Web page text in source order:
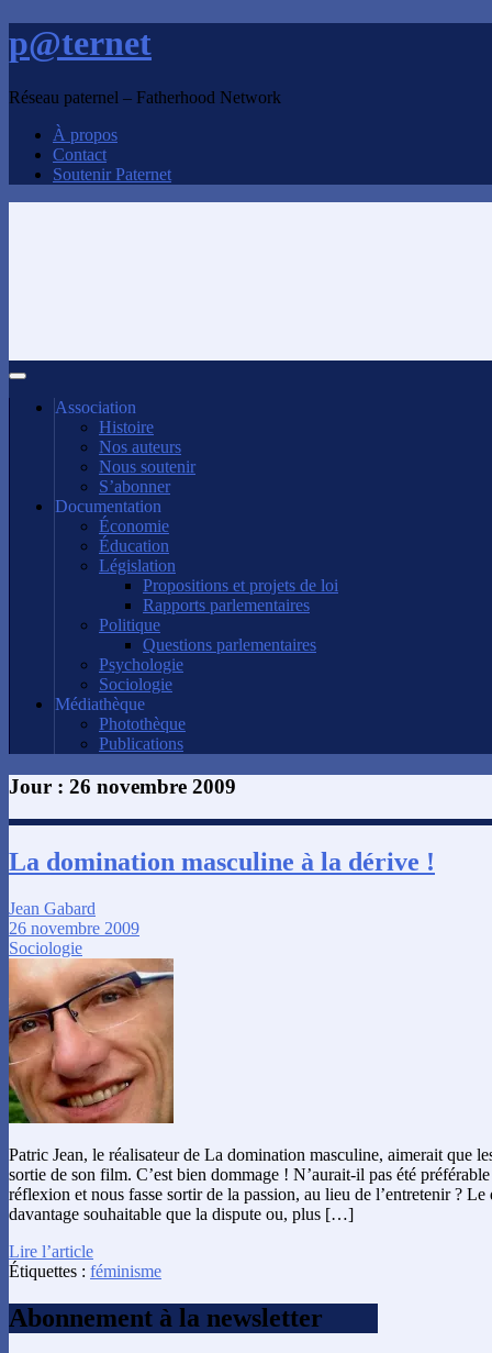
p@ternet
Réseau paternel – Fatherhood Network
À propos
Contact
Soutenir Paternet
Association
Histoire
Nos auteurs
Nous soutenir
S’abonner
Documentation
Économie
Éducation
Législation
Propositions et projets de loi
Rapports parlementaires
Politique
Questions parlementaires
Psychologie
Sociologie
Médiathèque
Photothèque
Publications
Jour : 26 novembre 2009
La domination masculine à la dérive !
Jean Gabard
26 novembre 2009
Sociologie
Patric Jean, le réalisateur de La domination masculine, aimerait que
sortie de son film. C’est bien dommage ! N’aurait-il pas été
réflexion et nous fasse sortir de la passion, au lieu de l’entretenir ?
davantage souhaitable que la dispute ou, plus […]
Lire l’article
Étiquettes : féminisme
Abonnement à la newsletter